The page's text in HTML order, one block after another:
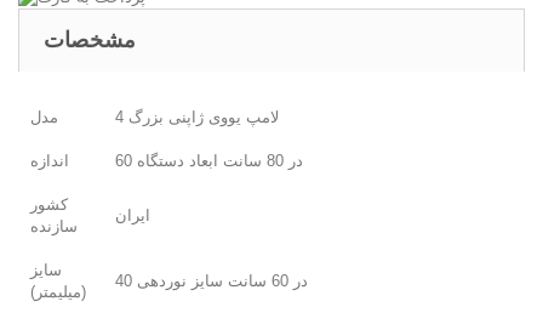
مشخصات
مدل 4 لامپ یووی ژاپنی بزرگ
اندازه 60 در 80 سانت ابعاد دستگاه
کشور
سازنده
ایران
سایز
(میلیمتر)
40 در 60 سانت سایز نوردهی